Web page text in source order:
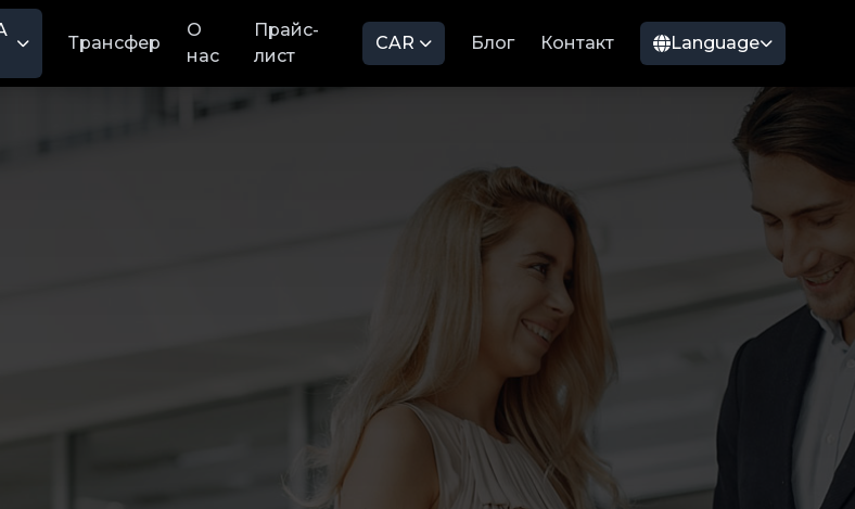
Трансфер
О
нас
Прайс-
лист
CAR Блог Контакт Language